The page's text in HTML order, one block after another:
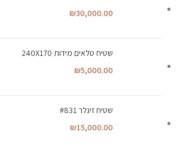
₪30,000.00
שטיח טלאים מידות 240X170
₪5,000.00
שטיח זיגלר #831
₪15,000.00